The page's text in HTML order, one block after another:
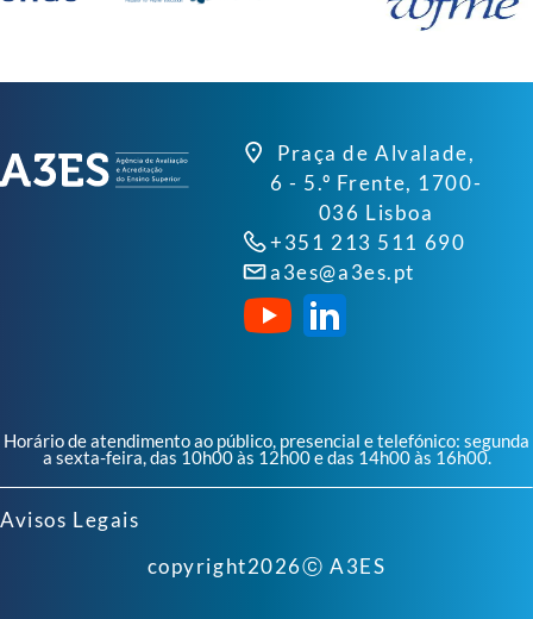
Praça de Alvalade,
6 - 5.º Frente, 1700-
036 Lisboa
+351 213 511 690
a3es@a3es.pt
Horário de atendimento ao público, presencial e telefónico: segunda
a sexta-feira, das 10h00 às 12h00 e das 14h00 às 16h00.
Avisos Legais
copyright2026ⓒ A3ES